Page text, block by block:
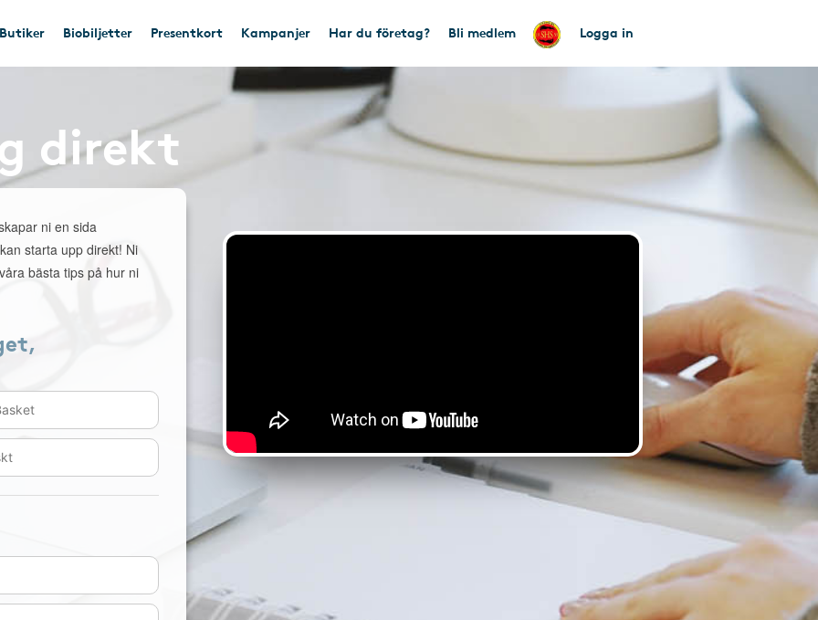
Butiker Biobiljetter Presentkort Kampanjer Har du företag? Bli medlem Logga in
direkt
ni en sida
starta upp direkt! Ni
bästa tips på hur ni